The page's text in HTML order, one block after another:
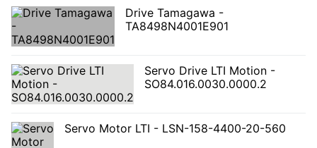
Drive Tamagawa -
TA8498N4001E901
Servo Drive LTI Motion -
SO84.016.0030.0000.2
Servo Motor LTI - LSN-158-4400-20-560